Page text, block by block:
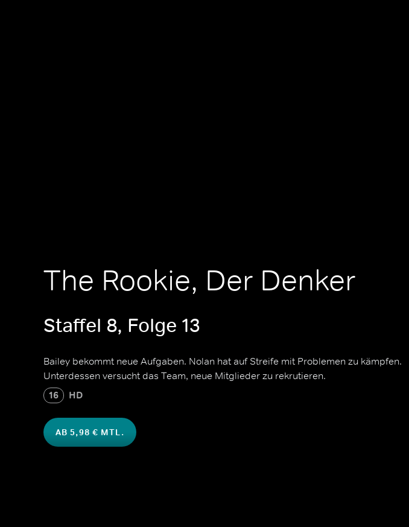
The Rookie, Der Denker
Staffel 8, Folge 13
Bailey bekommt neue Aufgaben. Nolan hat auf Streife mit Problemen zu kämpfen.
Unterdessen versucht das Team, neue Mitglieder zu rekrutieren.
16 HD
AB 5,98 € MTL.